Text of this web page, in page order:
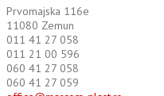
Prvomajska 116e
11080 Zemun
011 41 27 058
011 21 00 596
060 41 27 058
060 41 27 059